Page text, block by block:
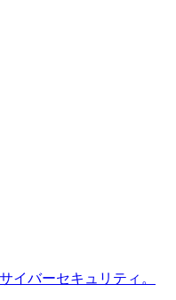
イバーセキュリティ。